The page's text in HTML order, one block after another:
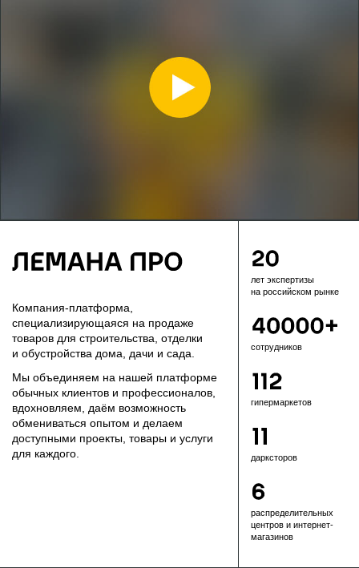
Компания-платформа,
специализирующаяся на продаже
товаров для строительства, отделки
и обустройства дома, дачи и сада.
Мы объединяем на нашей платформе
обычных клиентов и профессионалов,
вдохновляем, даём возможность
обмениваться опытом и делаем
доступными проекты, товары и услуги
для каждого.
лет экспертизы
на российском рынке
сотрудников
гипермаркетов
дарксторов
распредели­тель­ных
центров и интернет-
магазинов